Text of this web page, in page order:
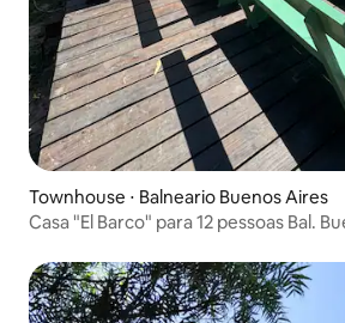
Townhouse ⋅ Balneario Buenos Aires
Casa "El Barco" para 12 pessoas Bal.